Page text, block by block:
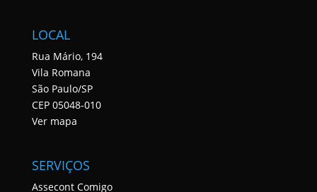
LOCAL
Rua Mário, 194
Vila Romana
São Paulo/SP
CEP 05048-010
Ver mapa
SERVIÇOS
Assecont Comigo